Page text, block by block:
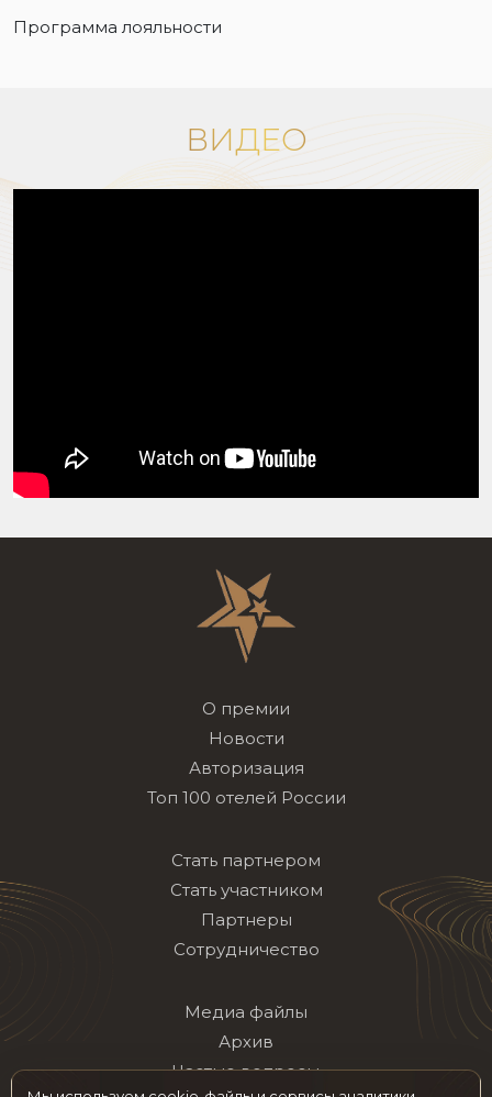
Программа лояльности
ВИДЕО
О премии
Новости
Авторизация
Топ 100 отелей России
Стать партнером
Стать участником
Партнеры
Сотрудничество
Медиа файлы
Архив
Частые вопросы